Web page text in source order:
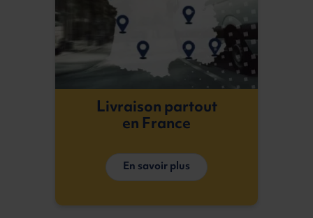
Livraison partout
en France
En savoir plus